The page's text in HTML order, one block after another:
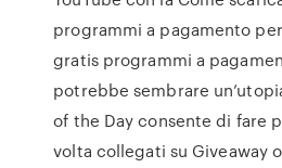
programmi a pagamento
gratis programmi a
potrebbe sembrare
of the Day consente di fare
volta collegati su Giveaway